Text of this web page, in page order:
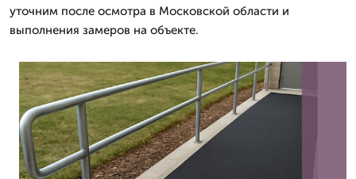
уточним после осмотра в Московской области и
выполнения замеров на объекте.